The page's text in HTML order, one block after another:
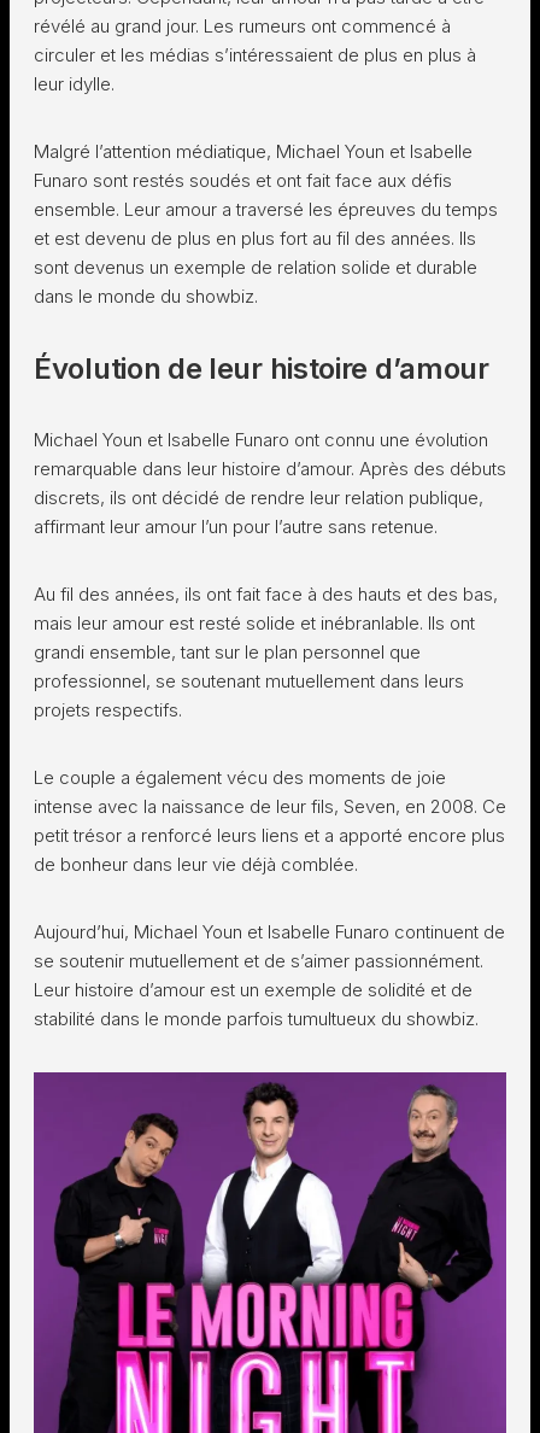
révélé au grand jour. Les rumeurs ont commencé à
circuler et les médias s’intéressaient de plus en plus à
leur idylle.
Malgré l’attention médiatique, Michael Youn et Isabelle
Funaro sont restés soudés et ont fait face aux défis
ensemble. Leur amour a traversé les épreuves du temps
et est devenu de plus en plus fort au fil des années. Ils
sont devenus un exemple de relation solide et durable
dans le monde du showbiz.
Évolution de leur histoire d’amour
Michael Youn et Isabelle Funaro ont connu une évolution
remarquable dans leur histoire d’amour. Après des débuts
discrets, ils ont décidé de rendre leur relation publique,
affirmant leur amour l’un pour l’autre sans retenue.
Au fil des années, ils ont fait face à des hauts et des bas,
mais leur amour est resté solide et inébranlable. Ils ont
grandi ensemble, tant sur le plan personnel que
professionnel, se soutenant mutuellement dans leurs
projets respectifs.
Le couple a également vécu des moments de joie
intense avec la naissance de leur fils, Seven, en 2008. Ce
petit trésor a renforcé leurs liens et a apporté encore plus
de bonheur dans leur vie déjà comblée.
Aujourd’hui, Michael Youn et Isabelle Funaro continuent de
se soutenir mutuellement et de s’aimer passionnément.
Leur histoire d’amour est un exemple de solidité et de
stabilité dans le monde parfois tumultueux du showbiz.